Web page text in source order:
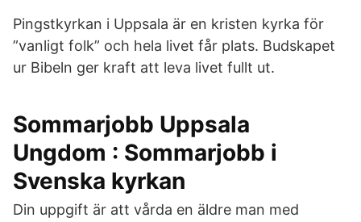
Pingstkyrkan i Uppsala är en kristen kyrka för
”vanligt folk” och hela livet får plats. Budskapet
ur Bibeln ger kraft att leva livet fullt ut.
Sommarjobb Uppsala
Ungdom : Sommarjobb i
Svenska kyrkan
Din uppgift är att vårda en äldre man med